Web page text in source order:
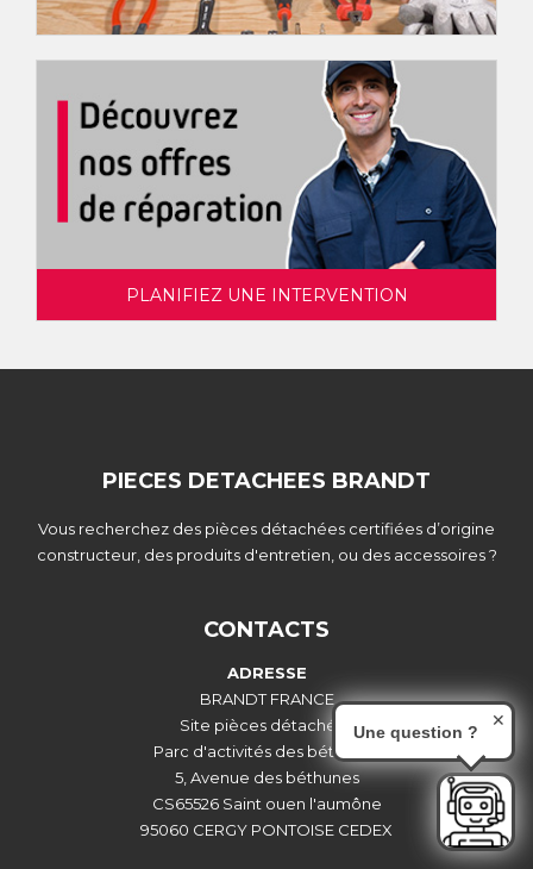
PLANIFIEZ UNE INTERVENTION
PIECES DETACHEES BRANDT
Vous recherchez des pièces détachées certifiées d’origine
constructeur, des produits d'entretien, ou des accessoires ?
CONTACTS
ADRESSE
BRANDT FRANCE
Site pièces détachées
Parc d'activités des béthunes
5, Avenue des béthunes
CS65526 Saint ouen l'aumône
95060 CERGY PONTOISE CEDEX
Une question ?
✕